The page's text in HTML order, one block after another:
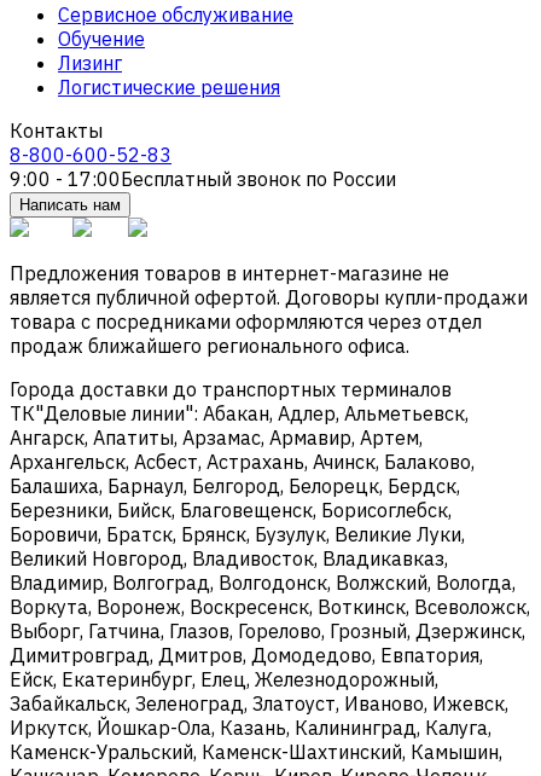
Сервисное обслуживание
Обучение
Лизинг
Логистические решения
Контакты
8-800-600-52-83
9:00 - 17:00Бесплатный звонок по России
Написать нам
Предложения товаров в интернет-магазине не
является публичной офертой. Договоры купли-продажи
товара с посредниками оформляются через отдел
продаж ближайшего регионального офиса.
Города доставки до транспортных терминалов
ТК"Деловые линии": Абакан, Адлер, Альметьевск,
Ангарск, Апатиты, Арзамас, Армавир, Артем,
Архангельск, Асбест, Астрахань, Ачинск, Балаково,
Балашиха, Барнаул, Белгород, Белорецк, Бердск,
Березники, Бийск, Благовещенск, Борисоглебск,
Боровичи, Братск, Брянск, Бузулук, Великие Луки,
Великий Новгород, Владивосток, Владикавказ,
Владимир, Волгоград, Волгодонск, Волжский, Вологда,
Воркута, Воронеж, Воскресенск, Воткинск, Всеволожск,
Выборг, Гатчина, Глазов, Горелово, Грозный, Дзержинск,
Димитровград, Дмитров, Домодедово, Евпатория,
Ейск, Екатеринбург, Елец, Железнодорожный,
Забайкальск, Зеленоград, Златоуст, Иваново, Ижевск,
Иркутск, Йошкар-Ола, Казань, Калининград, Калуга,
Каменск-Уральский, Каменск-Шахтинский, Камышин,